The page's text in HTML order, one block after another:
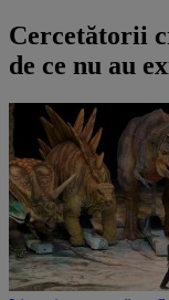
Cercetătorii
de ce nu au